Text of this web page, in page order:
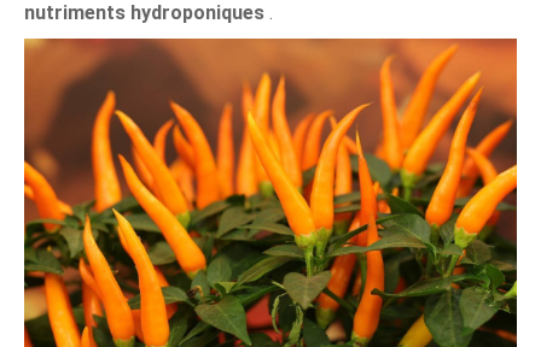
nutriments hydroponiques .